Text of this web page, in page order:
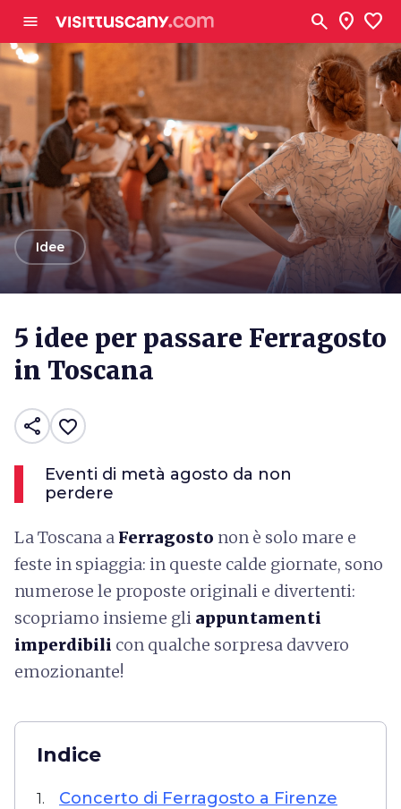
menu search location_on favorite
arrow_backIdee
5 idee per passare Ferragosto
in Toscana
share favorite_border
Eventi di metà agosto da non
perdere
La Toscana a Ferragosto non è solo mare e
feste in spiaggia: in queste calde giornate, sono
numerose le proposte originali e divertenti:
scopriamo insieme gli appuntamenti
imperdibili con qualche sorpresa davvero
emozionante!
Indice
1. Concerto di Ferragosto a Firenze